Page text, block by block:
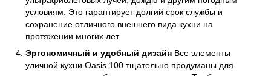
условиям. Это гарантирует долгий срок службы и
сохранение отличного внешнего вида кухни на
протяжении многих лет.
Эргономичный и удобный дизайн Все элементы
уличной кухни Oasis 100 тщательно продуманы для